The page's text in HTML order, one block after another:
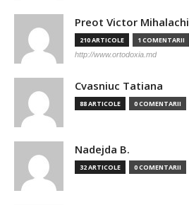
Preot Victor Mihalachi
210 ARTICOLE 1 COMENTARII
http://www.ortodoxia.md
Cvasniuc Tatiana
88 ARTICOLE 0 COMENTARII
Nadejda B.
32 ARTICOLE 0 COMENTARII